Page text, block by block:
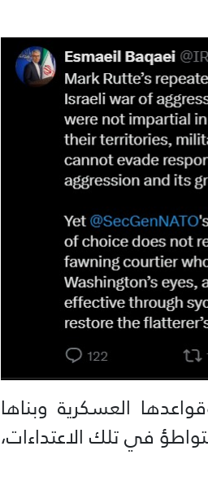
العسكرية وبناها
في تلك الاعتداءات،